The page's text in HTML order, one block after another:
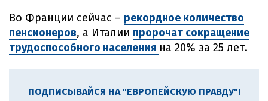
Во Франции сейчас – рекордное количество
пенсионеров, а Италии пророчат сокращение
трудоспособного населения на 20% за 25 лет.
ПОДПИСЫВАЙСЯ НА "ЕВРОПЕЙСКУЮ ПРАВДУ"!